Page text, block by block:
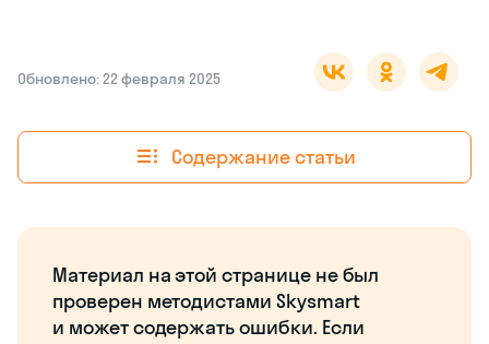
Обновлено: 22 февраля 2025
Содержание статьи
Материал на этой странице не был
проверен методистами Skysmart
и может содержать ошибки. Если